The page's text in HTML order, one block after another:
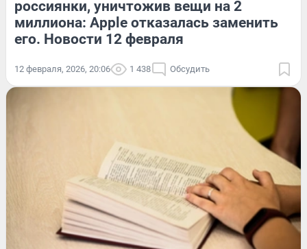
россиянки, уничтожив вещи на 2
миллиона: Apple отказалась заменить
его. Новости 12 февраля
12 февраля, 2026, 20:06 1 438 Обсудить